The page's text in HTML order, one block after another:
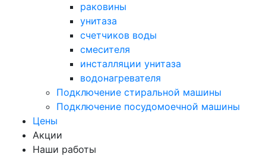
раковины
унитаза
счетчиков воды
смесителя
инсталляции унитаза
водонагревателя
Подключение стиральной машины
Подключение посудомоечной машины
Цены
Акции
Наши работы